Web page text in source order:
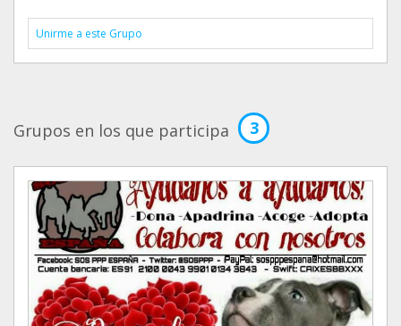
Unirme a este Grupo
Grupos en los que participa 3